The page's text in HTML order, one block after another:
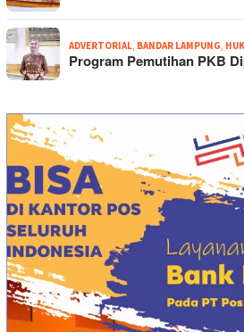
ADVERTORIAL, BANDAR LAMPUNG,
Program Pemutihan PKB